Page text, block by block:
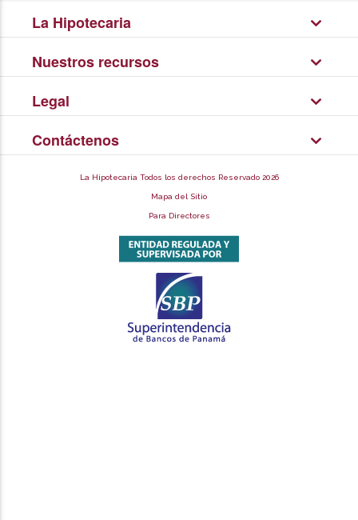
La Hipotecaria
Nuestros recursos
Legal
Contáctenos
La Hipotecaria Todos los derechos Reservado 2026
Mapa del Sitio
Para Directores